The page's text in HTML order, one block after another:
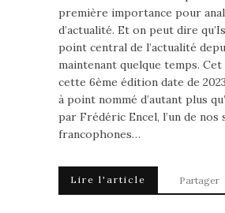
première importance pour
d’actualité. Et on peut dire
point central de l’actualité
maintenant quelque temps.
cette 6ème édition date de
à point nommé d’autant plus
par Frédéric Encel, l’un de nos
francophones…
Lire l'article Partager